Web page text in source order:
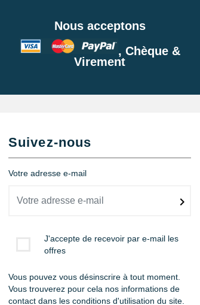
Nous acceptons
, Chèque &
Virement
Suivez-nous
Votre adresse e-mail
J'accepte de recevoir par e-mail les
offres
Vous pouvez vous désinscrire à tout moment.
Vous trouverez pour cela nos informations de
contact dans les conditions d'utilisation du site.